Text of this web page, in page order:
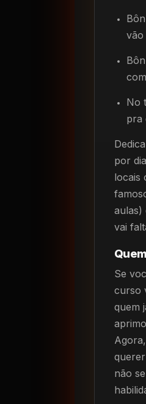
vão
No
pra
por
locais
aulas)
vai
Se
curso
quem
não